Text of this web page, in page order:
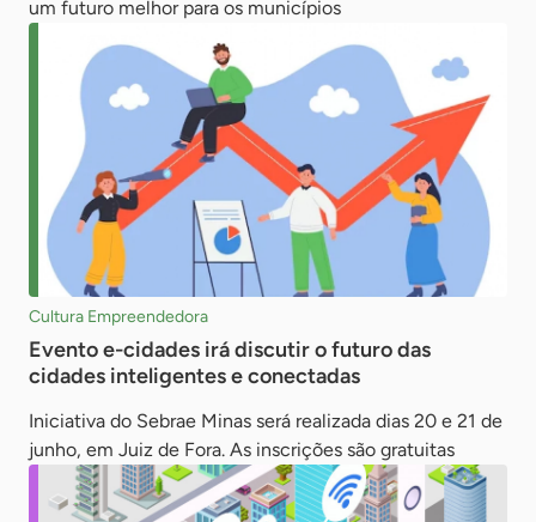
um futuro melhor para os municípios
Cultura Empreendedora
Evento e-cidades irá discutir o futuro das
cidades inteligentes e conectadas
Iniciativa do Sebrae Minas será realizada dias 20 e 21 de
junho, em Juiz de Fora. As inscrições são gratuitas